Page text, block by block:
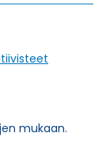
mukaan.